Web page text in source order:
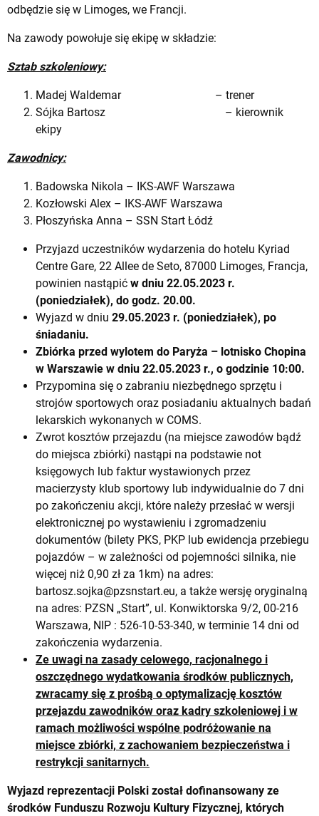
odbędzie się w Limoges, we Francji.
Na zawody powołuje się ekipę w składzie:
Sztab szkoleniowy:
Madej Waldemar – trener
Sójka Bartosz – kierownik
ekipy
Zawodnicy:
Badowska Nikola – IKS-AWF Warszawa
Kozłowski Alex – IKS-AWF Warszawa
Płoszyńska Anna – SSN Start Łódź
Przyjazd uczestników wydarzenia do hotelu Kyriad
Centre Gare, 22 Allee de Seto, 87000 Limoges, Francja,
powinien nastąpić w dniu 22.05.2023 r.
(poniedziałek), do godz. 20.00.
Wyjazd w dniu 29.05.2023 r. (poniedziałek), po
śniadaniu.
Zbiórka przed wylotem do Paryża – lotnisko Chopina
w Warszawie w dniu 22.05.2023 r., o godzinie 10:00.
Przypomina się o zabraniu niezbędnego sprzętu i
strojów sportowych oraz posiadaniu aktualnych badań
lekarskich wykonanych w COMS.
Zwrot kosztów przejazdu (na miejsce zawodów bądź
do miejsca zbiórki) nastąpi na podstawie not
księgowych lub faktur wystawionych przez
macierzysty klub sportowy lub indywidualnie do 7 dni
po zakończeniu akcji, które należy przesłać w wersji
elektronicznej po wystawieniu i zgromadzeniu
dokumentów (bilety PKS, PKP lub ewidencja przebiegu
pojazdów – w zależności od pojemności silnika, nie
więcej niż 0,90 zł za 1km) na adres:
bartosz.sojka@pzsnstart.eu, a także wersję oryginalną
na adres: PZSN „Start”, ul. Konwiktorska 9/2, 00-216
Warszawa, NIP : 526-10-53-340, w terminie 14 dni od
zakończenia wydarzenia.
Ze uwagi na zasady celowego, racjonalnego i
oszczędnego wydatkowania środków publicznych,
zwracamy się z prośbą o optymalizację kosztów
przejazdu zawodników oraz kadry szkoleniowej i w
ramach możliwości wspólne podróżowanie na
miejsce zbiórki, z zachowaniem bezpieczeństwa i
restrykcji sanitarnych.
Wyjazd reprezentacji Polski został dofinansowany ze
środków Funduszu Rozwoju Kultury Fizycznej, których